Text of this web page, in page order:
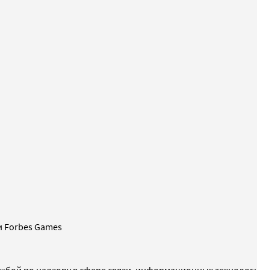
Forbes Games